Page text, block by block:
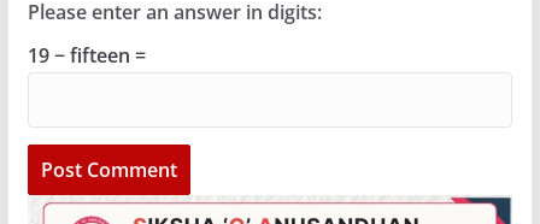
Please enter an answer in digits:
19 − fifteen =